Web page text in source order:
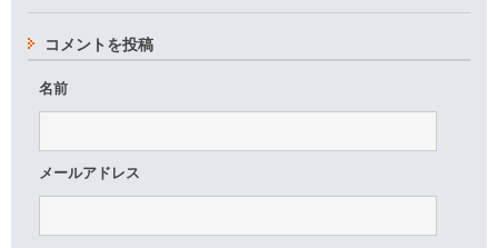
コメントを投稿
名前
メールアドレス